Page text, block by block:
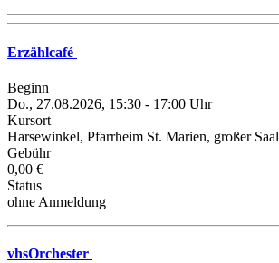
Erzählcafé
Beginn
Do., 27.08.2026, 15:30 - 17:00 Uhr
Kursort
Harsewinkel, Pfarrheim St. Marien, großer Saal
Gebühr
0,00 €
Status
ohne Anmeldung
vhsOrchester